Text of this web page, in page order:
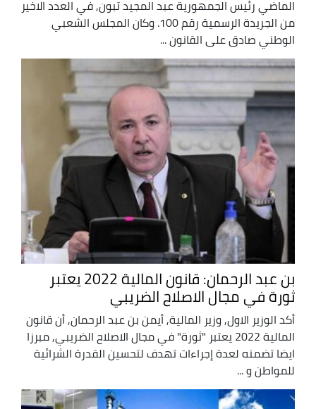
الماضي رئيس الجمهورية عبد المجيد تبون, في العدد الاخير
من الجريدة الرسمية رقم 100. وكان المجلس الشعبي
الوطني صادق على القانون ...
بن عبد الرحمان: قانون المالية 2022 يعتبر
ثورة في مجال الاصلاح الضريبي
أكد الوزير الاول, وزير المالية, أيمن بن عبد الرحمان, أن قانون
المالية 2022 يعتبر "ثورة" في مجال الاصلاح الضريبي, مبرزا
ايضا تضمنه لعدة إجراءات تهدف لتحسين القدرة الشرائية
للمواطن و ...